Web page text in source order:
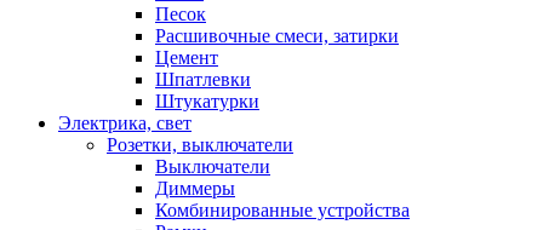
Песок
Расшивочные смеси, затирки
Цемент
Шпатлевки
Штукатурки
Электрика, свет
Розетки, выключатели
Выключатели
Диммеры
Комбинированные устройства